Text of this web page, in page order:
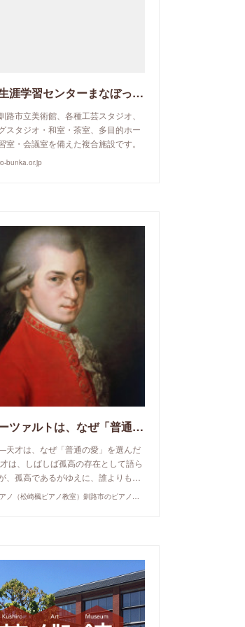
釧路市生涯学習センターまなぼっと幣舞
路市立美術館、各種工芸スタジオ、
スタジオ・和室・茶室、多目的ホー
室・会議室を備えた複合施設です。
bunka.or.jp
天才モーツァルトは、なぜ「普通の愛」を選んだのか
才は、なぜ「普通の愛」を選んだ
、しばしば孤高の存在として語ら
、孤高であるがゆえに、誰よりも…
チェリーピアノ（松崎楓ピアノ教室）釧路市のピアノ教室